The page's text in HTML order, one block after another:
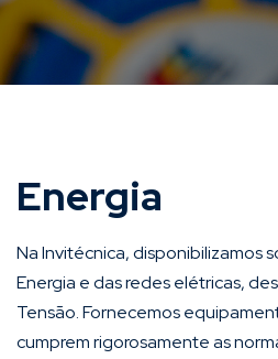
Energia
Na Invitécnica, disponibilizamos
Energia e das redes elétricas,
Tensão. Fornecemos
cumprem rigorosamente as